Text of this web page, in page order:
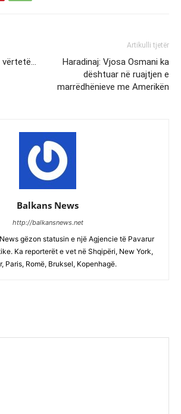
vërtetë…
Artikulli tjetër
Haradinaj: Vjosa Osmani ka
dështuar në ruajtjen e
marrëdhënieve me Amerikën
Balkans News
http://balkansnews.net
gëzon statusin e një Agjencie të Pavarur
Ka reporterët e vet në Shqipëri, New York,
Paris, Romë, Bruksel, Kopenhagë.